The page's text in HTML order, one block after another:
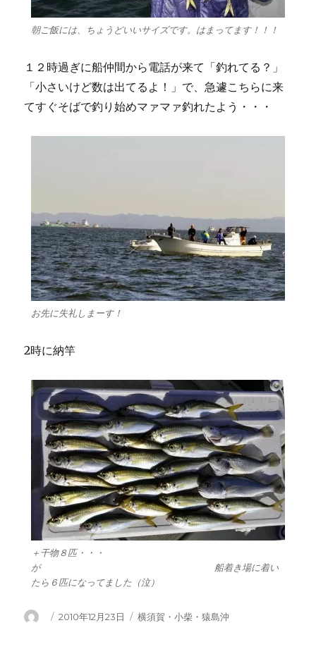
朝ご飯には、ちょうどいいサイズです。はまってます！！！
１２時過ぎに船仲間から電話が来て「釣れてる？」
「小さいけど数は出てるよ！」で、急遽こちらに来
てすぐそばで釣り始めマァマァ釣れたよう・・・
お先に失礼しまーす！
2時に納竿
＋干物８匹・・・
が 船着き場に着い
たら６匹になってました（泣）
投 投
2010年12月23日
カ
横須賀・小柴・猿島沖